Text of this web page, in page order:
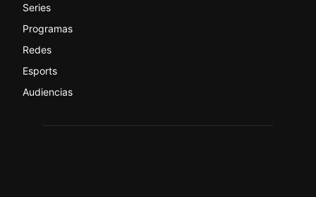
Series
Programas
Redes
Esports
Audiencias